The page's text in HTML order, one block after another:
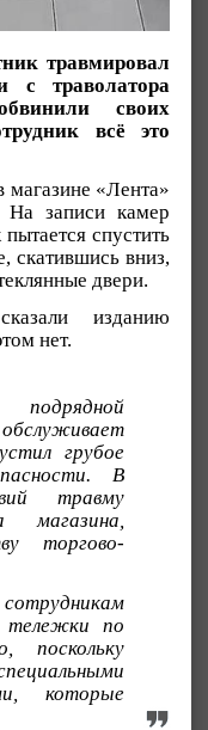
травмировал
с траволатора
своих
всё это
«Лента»
записи камер
спустить
скатившись вниз,
двери.
изданию
нет.
грубое
В
травму
магазина,
торгово-
тележки по
поскольку
которые